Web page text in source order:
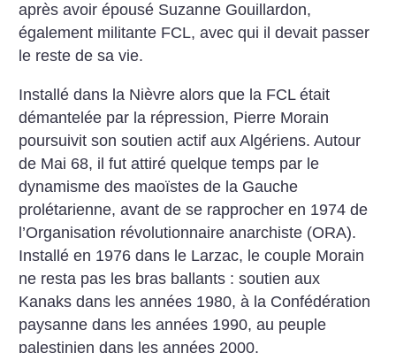
après avoir épousé Suzanne Gouillardon,
également militante FCL, avec qui il devait passer
le reste de sa vie.
Installé dans la Nièvre alors que la FCL était
démantelée par la répression, Pierre Morain
poursuivit son soutien actif aux Algériens. Autour
de Mai 68, il fut attiré quelque temps par le
dynamisme des maoïstes de la Gauche
prolétarienne, avant de se rapprocher en 1974 de
l’Organisation révolutionnaire anarchiste (ORA).
Installé en 1976 dans le Larzac, le couple Morain
ne resta pas les bras ballants : soutien aux
Kanaks dans les années 1980, à la Confédération
paysanne dans les années 1990, au peuple
palestinien dans les années 2000.